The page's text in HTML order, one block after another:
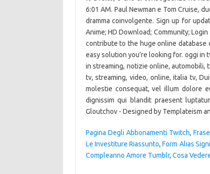
6:01 AM. Paul Newman e Tom Cruise,
dramma coinvolgente. Sign up for
Anime; HD Download; Community;
contribute to the huge online database
easy solution you're looking for. oggi in
in streaming, notizie online, automobili,
tv, streaming, video, online, italia tv,
molestie consequat, vel illum dolore
dignissim qui blandit praesent
Gloutchov - Designed by Templateism
Pagina Degli Abbonamenti Twitch,
Le Investiture Riassunto,Form Alias
Compleanno Amore Tumblr, Cosa